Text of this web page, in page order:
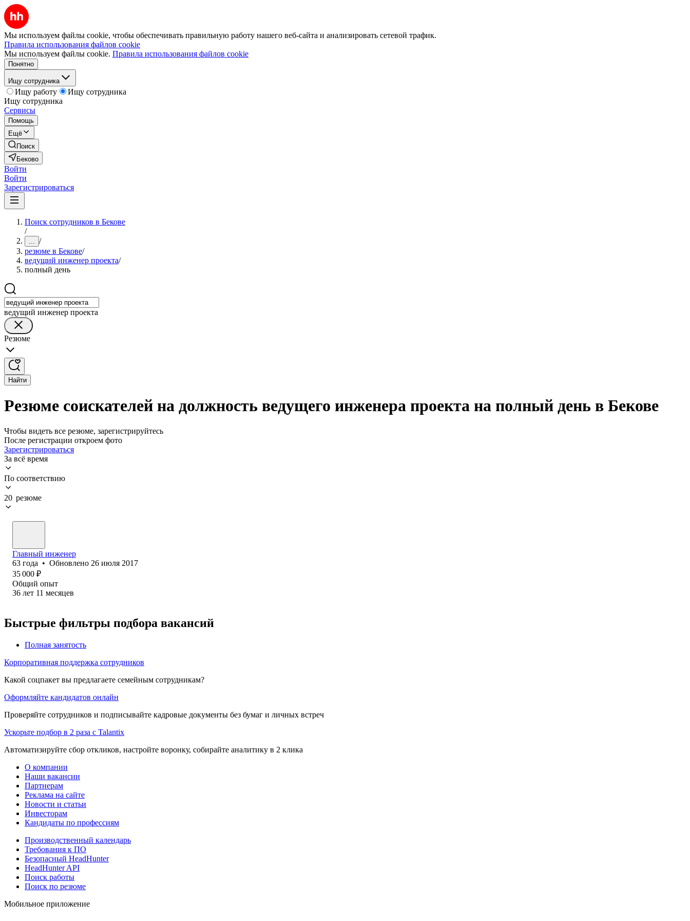
Мы используем файлы cookie, чтобы обеспечивать правильную работу нашего веб-сайта и анализировать сетевой трафик.
Правила использования файлов cookie
Мы используем файлы cookie. Правила использования файлов cookie
Понятно
Ищу сотрудника
Ищу работу
Ищу сотрудника
Ищу сотрудника
Сервисы
Помощь
Ещё
Поиск
Беково
Войти
Войти
Зарегистрироваться
Поиск сотрудников в Бекове
/
... /
резюме в Бекове/
ведущий инженер проекта/
полный день
ведущий инженер проекта
Резюме
Найти
Резюме соискателей на должность ведущего инженера проекта на полный день в Бекове
Чтобы видеть все резюме, зарегистрируйтесь
После регистрации откроем фото
Зарегистрироваться
За всё время
По соответствию
20 резюме
Главный инженер
63 года • Обновлено 26 июля 2017
35 000 ₽
Общий опыт
36 лет 11 месяцев
Быстрые фильтры подбора вакансий
Полная занятость
Корпоративная поддержка сотрудников
Какой соцпакет вы предлагаете семейным сотрудникам?
Оформляйте кандидатов онлайн
Проверяйте сотрудников и подписывайте кадровые документы без бумаг и личных встреч
Ускорьте подбор в 2 раза с Talantix
Автоматизируйте сбор откликов, настройте воронку, собирайте аналитику в 2 клика
О компании
Наши вакансии
Партнерам
Реклама на сайте
Новости и статьи
Инвесторам
Кандидаты по профессиям
Производственный календарь
Требования к ПО
Безопасный HeadHunter
HeadHunter API
Поиск работы
Поиск по резюме
Мобильное приложение